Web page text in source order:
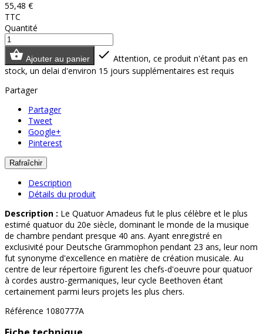
55,48 €
TTC
Quantité
 Ajouter au panier  Attention, ce produit n'étant pas en
stock, un delai d'environ 15 jours supplémentaires est requis
Partager
Partager
Tweet
Google+
Pinterest
Description
Détails du produit
Description : Le Quatuor Amadeus fut le plus célèbre et le plus
estimé quatuor du 20e siècle, dominant le monde de la musique
de chambre pendant presque 40 ans. Ayant enregistré en
exclusivité pour Deutsche Grammophon pendant 23 ans, leur nom
fut synonyme d'excellence en matière de création musicale. Au
centre de leur répertoire figurent les chefs-d'oeuvre pour quatuor
à cordes austro-germaniques, leur cycle Beethoven étant
certainement parmi leurs projets les plus chers.
Référence 1080777A